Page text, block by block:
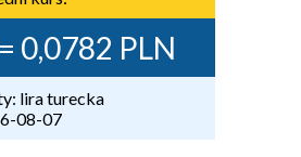
0,0782 PLN
lira turecka
08-07